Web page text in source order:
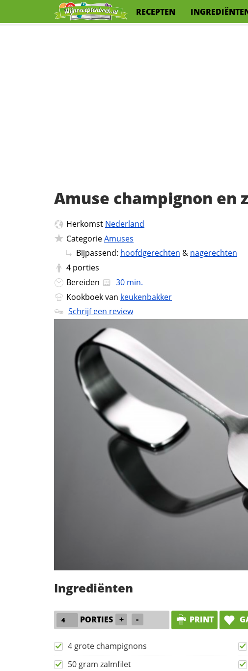
RECEPTEN
Amuse champignon en
Herkomst Nederland
CategorieAmuses
Bijpassend: hoofdgerechten & nagerechten
4 porties
Bereiden
30 min.
Kookboek van keukenbakker
Schrijf een review
Ingrediënten
PORTIES + - PRINT
4 grote champignons
50 gram zalmfilet